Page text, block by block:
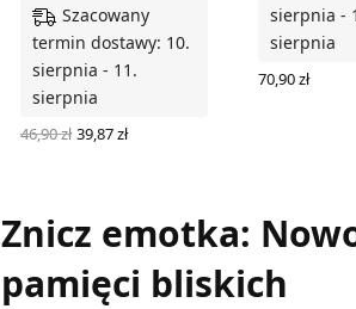
Szacowany
termin dostawy: 10.
sierpnia - 11.
sierpnia
46,90zł Pierwotna
cena
39,87złAktualna
sierpnia -
sierpnia
70,90zł
Znicz emotka:
pamięci bliskich